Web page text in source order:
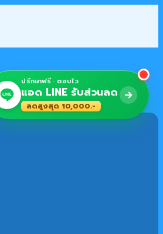
LINE
ปรึกษาฟรี · ตอบไว
แอด LINE รับส่วนลด
ลดสูงสุด 10,000.-